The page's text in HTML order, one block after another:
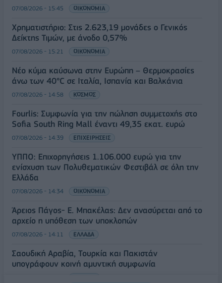
07/08/2026 - 15:45 ΟΙΚΟΝΟΜΙΑ
Χρηματιστήριο: Στις 2.623,19 μονάδες ο Γενικός
Δείκτης Τιμών, με άνοδο 0,57%
07/08/2026 - 15:21 ΟΙΚΟΝΟΜΙΑ
Νέο κύμα καύσωνα στην Ευρώπη – Θερμοκρασίες
άνω των 40°C σε Ιταλία, Ισπανία και Βαλκάνια
07/08/2026 - 14:58 ΚΟΣΜΟΣ
Fourlis: Συμφωνία για την πώληση συμμετοχής στο
Sofia South Ring Mall έναντι 49,35 εκατ. ευρώ
07/08/2026 - 14:39 ΕΠΙΧΕΙΡΗΣΕΙΣ
ΥΠΠΟ: Επιχορηγήσεις 1.106.000 ευρώ για την
ενίσχυση των Πολυθεματικών Φεστιβάλ σε όλη την
Ελλάδα
07/08/2026 - 14:34 ΟΙΚΟΝΟΜΙΑ
Άρειος Πάγος- Ε. Μπακέλας: Δεν ανασύρεται από το
αρχείο η υπόθεση των υποκλοπών
07/08/2026 - 14:11 ΕΛΛΑΔΑ
Σαουδική Αραβία, Τουρκία και Πακιστάν
υπογράφουν κοινή αμυντική συμφωνία